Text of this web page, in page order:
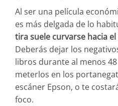
Al ser una película
es más delgada de lo
tira suele curvarse hacia
Deberás dejar los
libros durante al menos
meterlos en los
escáner Epson, o te
foco.